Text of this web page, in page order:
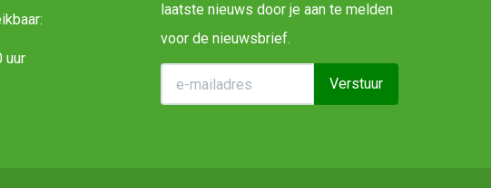
uur
laatste nieuws door je aan te melden
voor de nieuwsbrief.
Verstuur